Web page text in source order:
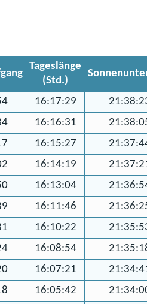
Tageslänge
(Std.)
16:17:29
16:16:31
16:15:27
16:14:19
16:13:04
16:11:46
16:10:22
16:08:54
16:07:21
16:05:42